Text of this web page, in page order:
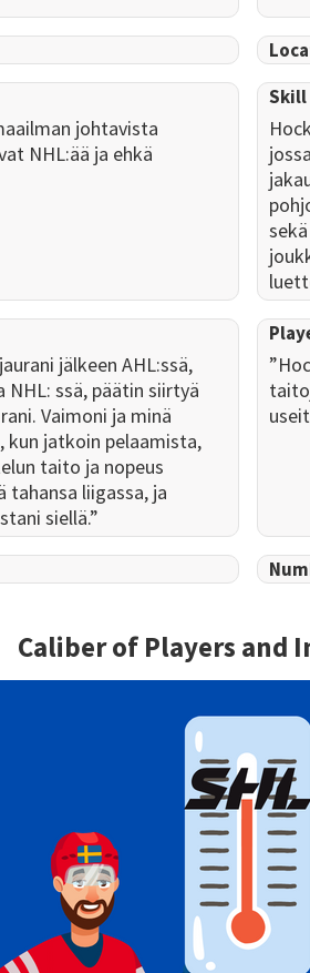
johtavista
NHL:ää ja ehkä
Skill
jälkeen AHL:ssä,
ssä, päätin siirtyä
Vaimoni ja minä
kun jatkoin pelaamista,
taito ja nopeus
tahansa liigassa, ja
siellä.”
Caliber of Players and